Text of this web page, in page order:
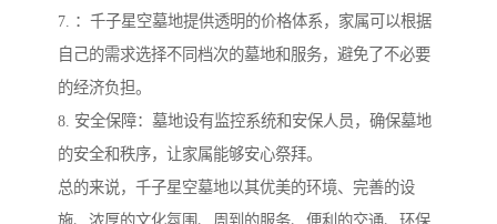
7. ：千子星空墓地提供透明的价格体系，家属可以根据
自己的需求选择不同档次的墓地和服务，避免了不必要
的经济负担。
8. 安全保障：墓地设有监控系统和安保人员，确保墓地
的安全和秩序，让家属能够安心祭拜。
总的来说，千子星空墓地以其优美的环境、完善的设